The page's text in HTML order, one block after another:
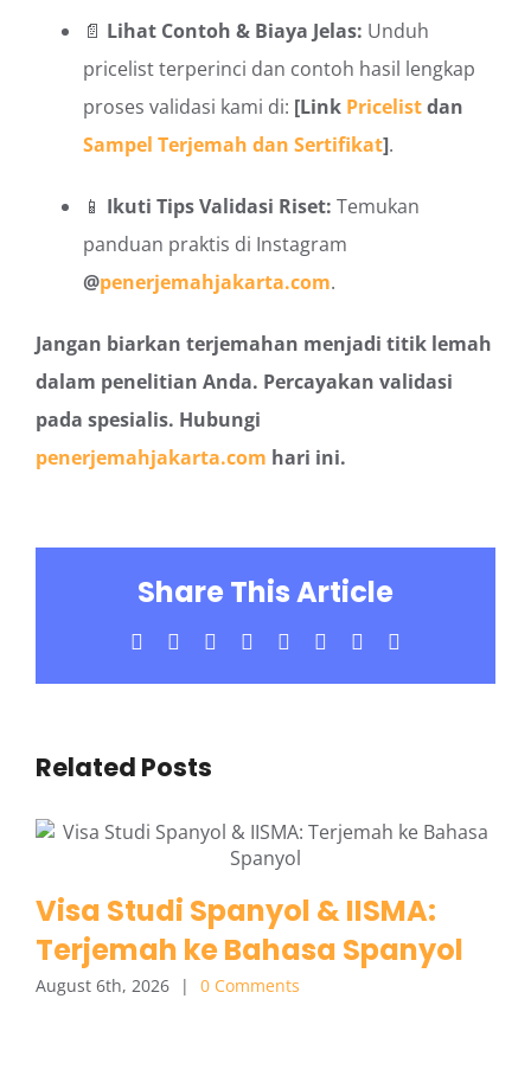
📄 Lihat Contoh & Biaya Jelas: Unduh
pricelist terperinci dan contoh hasil lengkap
proses validasi kami di: [Link Pricelistdan
Sampel Terjemah dan Sertifikat].
📱 Ikuti Tips Validasi Riset: Temukan
panduan praktis di Instagram
@penerjemahjakarta.com.
Jangan biarkan terjemahan menjadi titik lemah
dalam penelitian Anda. Percayakan validasi
pada spesialis. Hubungi
penerjemahjakarta.com hari ini.
Share This Article
Facebook LinkedInWhatsApp
TumblrPinterest
Related Posts
Visa Studi Spanyol & IISMA:
Terjemah ke Bahasa Spanyol
August 6th, 2026 | 0 Comments